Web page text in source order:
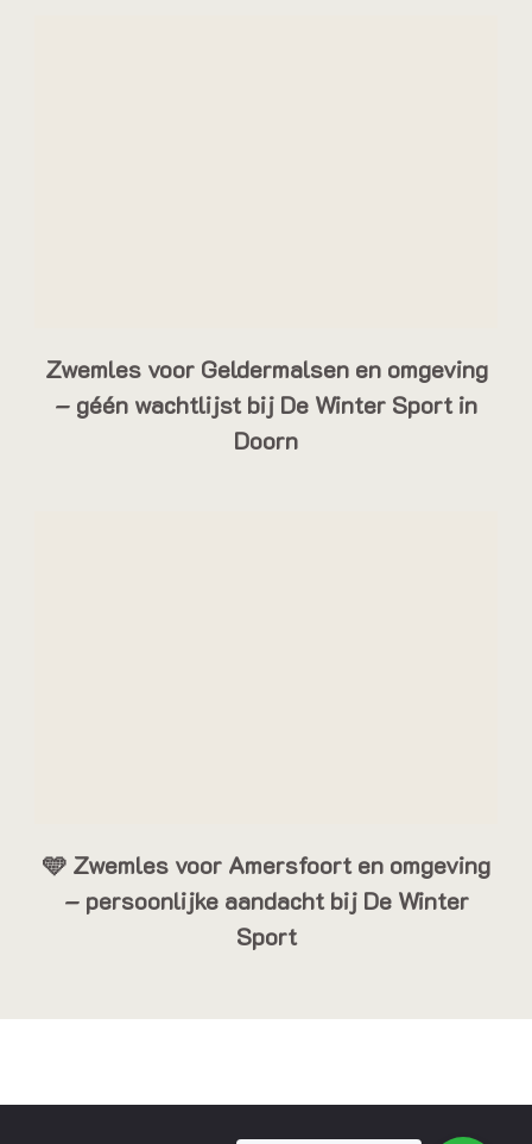
Zwemles voor Geldermalsen en omgeving
– géén wachtlijst bij De Winter Sport in
Doorn
🩵 Zwemles voor Amersfoort en omgeving
– persoonlijke aandacht bij De Winter
Sport